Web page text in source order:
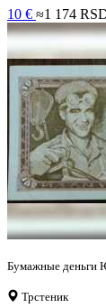
10 € ≈1 174
Бумажные деньги
Трстеник